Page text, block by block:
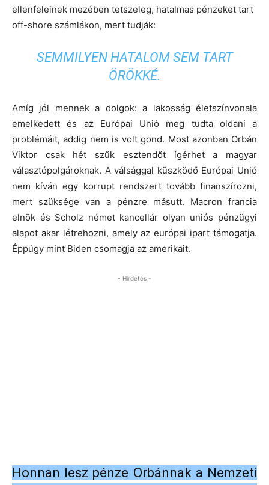
ellenfeleinek mezében tetszeleg, hatalmas pénzeket tart
off-shore számlákon, mert tudják:
SEMMILYEN HATALOM SEM TART
ÖRÖKKÉ.
Amíg jól mennek a dolgok: a lakosság életszínvonala
emelkedett és az Európai Unió meg tudta oldani a
problémáit, addig nem is volt gond. Most azonban Orbán
Viktor csak hét szűk esztendőt ígérhet a magyar
választópolgároknak. A válsággal küszködő Európai Unió
nem kíván egy korrupt rendszert tovább finanszírozni,
mert szüksége van a pénzre másutt. Macron francia
elnök és Scholz német kancellár olyan uniós pénzügyi
alapot akar létrehozni, amely az európai ipart támogatja.
Éppúgy mint Biden csomagja az amerikait.
- Hirdetés -
Honnan lesz pénze Orbánnak a Nemzeti